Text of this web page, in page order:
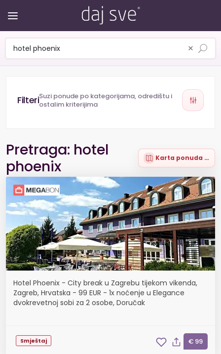
×
Suzi ponude po kategorijama, odredištu i
ostalim kriterijima
Pretraga: hotel
phoenix
Karta ponuda (5)
Hotel Phoenix - City break u Zagrebu tijekom vikenda,
Zagreb, Hrvatska - 99 EUR - 1x noćenje u Elegance
dvokrevetnoj sobi za 2 osobe, Doručak
Smještaj € 99